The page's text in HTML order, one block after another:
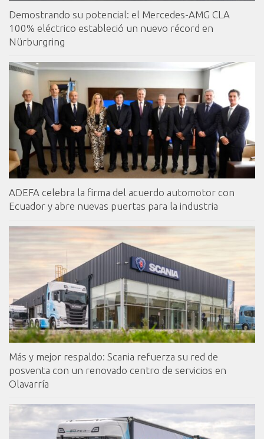
Demostrando su potencial: el Mercedes-AMG CLA
100% eléctrico estableció un nuevo récord en
Nürburgring
ADEFA celebra la firma del acuerdo automotor con
Ecuador y abre nuevas puertas para la industria
Más y mejor respaldo: Scania refuerza su red de
posventa con un renovado centro de servicios en
Olavarría